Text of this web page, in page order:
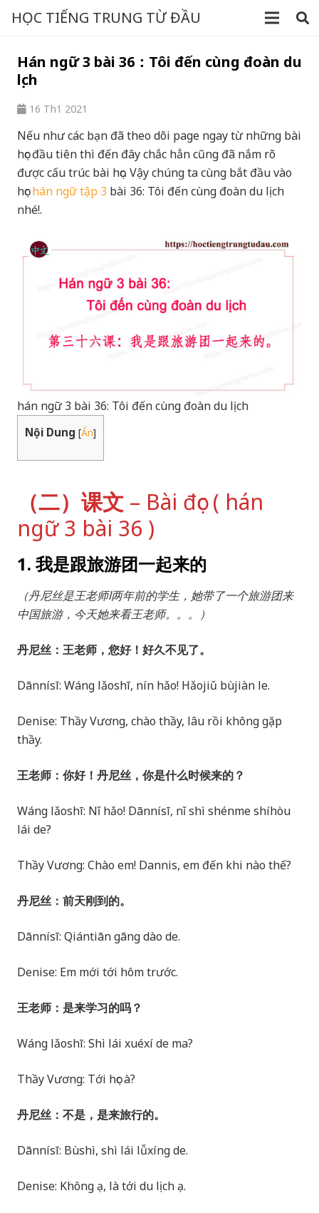
HỌC TIẾNG TRUNG TỪ ĐẦU
Hán ngữ 3 bài 36：Tôi đến cùng đoàn du
lịch
16 Th1 2021
Nếu như các bạn đã theo dõi page ngay từ những bài
học đầu tiên thì đến đây chắc hẳn cũng đã nắm rõ
được cấu trúc bài học. Vậy chúng ta cùng bắt đầu vào
họchán ngữ tập 3 bài 36: Tôi đến cùng đoàn du lịch
nhé!.
hán ngữ 3 bài 36: Tôi đến cùng đoàn du lịch
Nội Dung [Ẩn]
（二）课文 – Bài đọc ( hán
ngữ 3 bài 36 )
1. 我是跟旅游团一起来的
（丹尼丝是王老师l两年前的学生，她带了一个旅游团来
中国旅游，今天她来看王老师。。。）
丹尼丝：王老师，您好！好久不见了。
Dānnísī: Wáng lǎoshī, nín hǎo! Hǎojiǔ bùjiàn le.
Denise: Thầy Vương, chào thầy, lâu rồi không gặp
thầy.
王老师：你好！丹尼丝，你是什么时候来的？
Wáng lǎoshī: Nǐ hǎo! Dānnísī, nǐ shì shénme shíhòu
lái de?
Thầy Vương: Chào em! Dannis, em đến khi nào thế?
丹尼丝：前天刚到的。
Dānnísī: Qiántiān gāng dào de.
Denise: Em mới tới hôm trước.
王老师：是来学习的吗？
Wáng lǎoshī: Shì lái xuéxí de ma?
Thầy Vương: Tới học à?
丹尼丝：不是，是来旅行的。
Dānnísī: Bùshì, shì lái lǚxíng de.
Denise: Không ạ, là tới du lịch ạ.